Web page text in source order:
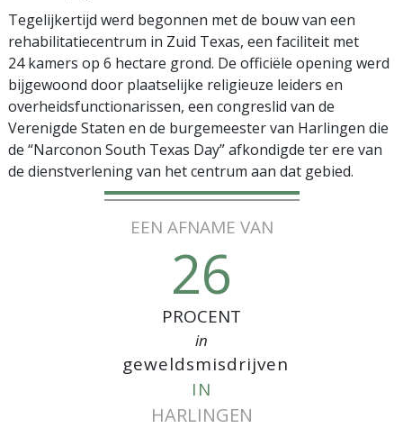
Tegelijkertijd werd begonnen met de bouw van een
rehabilitatiecentrum in Zuid Texas, een faciliteit met
24 kamers op 6 hectare grond. De officiële opening werd
bijgewoond door plaatselijke religieuze leiders en
overheidsfunctionarissen, een congreslid van de
Verenigde Staten en de burgemeester van Harlingen die
de “Narconon South Texas Day” afkondigde ter ere van
de dienstverlening van het centrum aan dat gebied.
EEN AFNAME VAN
26
PROCENT
in
geweldsmisdrijven
IN
HARLINGEN